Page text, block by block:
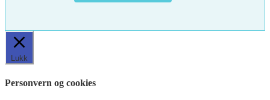
Lukk
Personvern og cookies